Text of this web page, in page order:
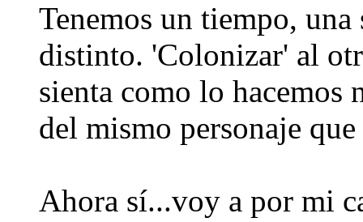
Tenemos un tiempo,
distinto. 'Colonizar' al
sienta como lo hacemos
del mismo personaje
Ahora sí...voy a por mi